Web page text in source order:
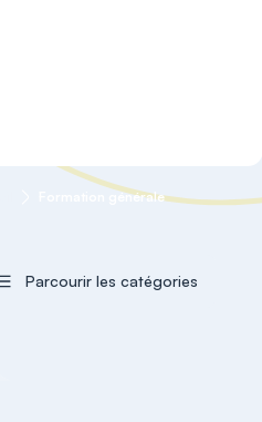
Formation générale
Parcourir les catégories